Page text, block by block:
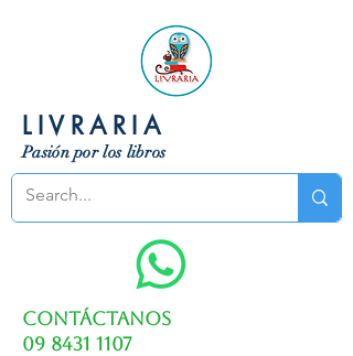
LIVRARIA
Pasión por los libros
Contáctanos
09 8431 1107